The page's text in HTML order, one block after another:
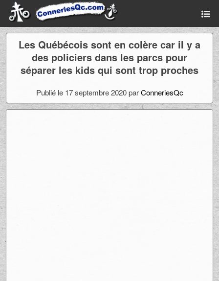
Les Québécois sont en colère car il y a
des policiers dans les parcs pour
séparer les kids qui sont trop proches
Publié le 17 septembre 2020 parConneriesQc